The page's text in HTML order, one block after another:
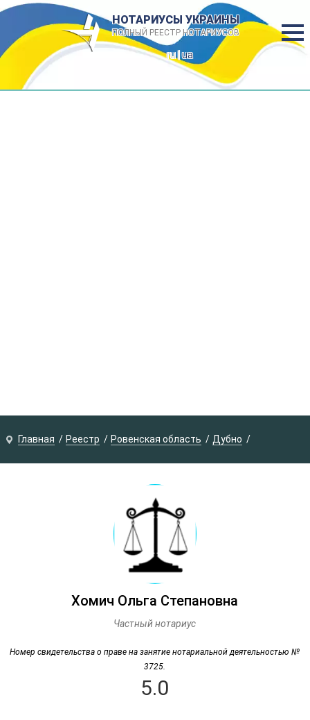
НОТАРИУСЫ УКРАИНЫ
ПОЛНЫЙ РЕЕСТР НОТАРИУСОВ
ru |ua
Главная Реестр Ровенская область Дубно
Хомич Ольга Степановна
Частный нотариус
Номер свидетельства о праве на занятие нотариальной деятельностью №
3725.
5.0